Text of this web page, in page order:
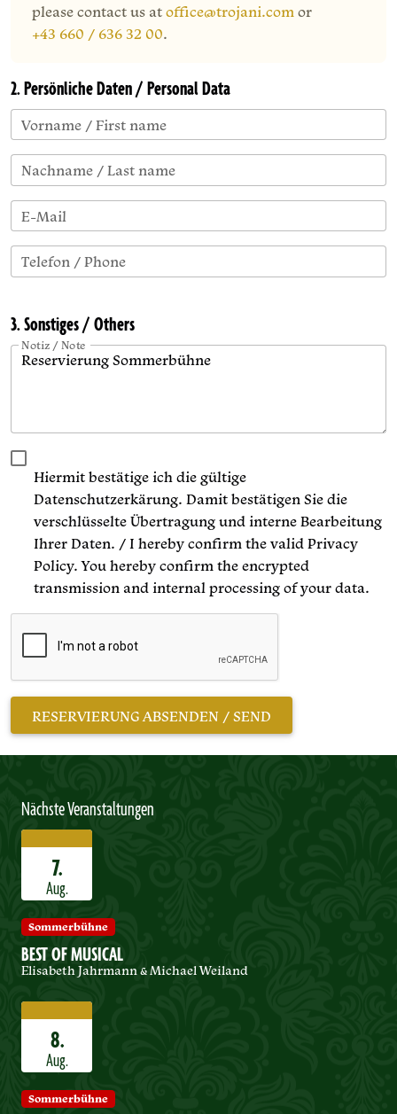
please contact us at office@trojani.com or
+43 660 / 636 32 00.
2. Persönliche Daten / Personal Data
Vorname / First name
Nachname / Last name
E-Mail
Telefon / Phone
3. Sonstiges / Others
Notiz / Note
Hiermit bestätige ich die gültige
Datenschutzerkärung. Damit bestätigen Sie die
verschlüsselte Übertragung und interne Bearbeitung
Ihrer Daten. / I hereby confirm the valid Privacy
Policy. You hereby confirm the encrypted
transmission and internal processing of your data.
Nächste Veranstaltungen
7.
Aug.
Sommerbühne
BEST OF MUSICAL
Elisabeth Jahrmann & Michael Weiland
8.
Aug.
Sommerbühne